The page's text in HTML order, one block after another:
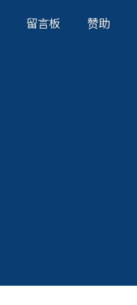
留言板 赞助